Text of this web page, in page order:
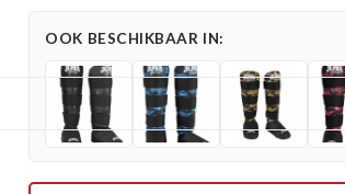
aantal
OOK BESCHIKBAAR IN: